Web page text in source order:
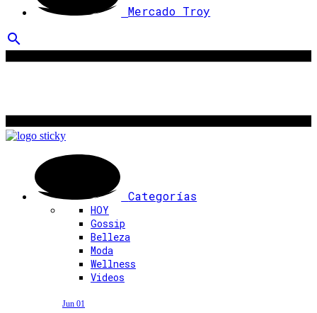
Mercado Troy
search
Categorías
HOY
Gossip
Belleza
Moda
Wellness
Videos
Jun 01